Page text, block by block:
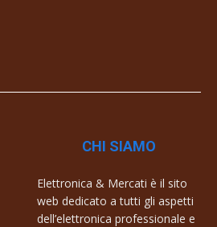
CHI SIAMO
Elettronica & Mercati è il sito
web dedicato a tutti gli aspetti
dell’elettronica professionale e